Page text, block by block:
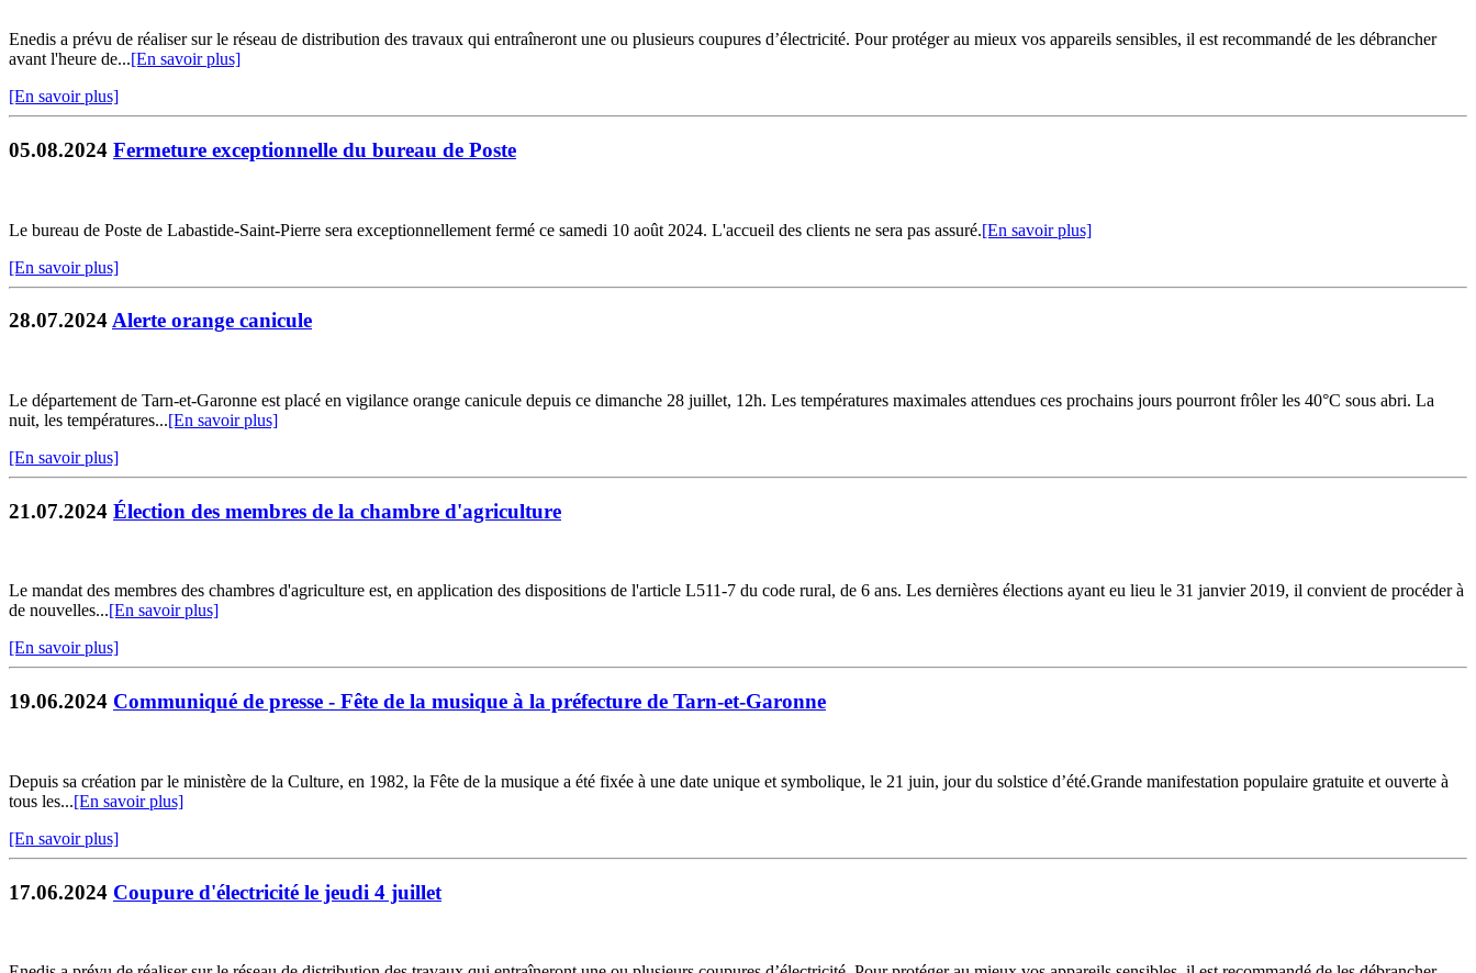
Enedis a prévu de réaliser sur le réseau de distribution des travaux qui entraîneront une ou plusieurs coupures d’électricité. Pour protéger au mieux vos appareils sensibles, il est recommandé de les débrancher
avant l'heure de...[En savoir plus]
[En savoir plus]
05.08.2024 Fermeture exceptionnelle du bureau de Poste
Le bureau de Poste de Labastide-Saint-Pierre sera exceptionnellement fermé ce samedi 10 août 2024. L'accueil des clients ne sera pas assuré.[En savoir plus]
[En savoir plus]
28.07.2024Alerte orange canicule
Le département de Tarn-et-Garonne est placé en vigilance orange canicule depuis ce dimanche 28 juillet, 12h. Les températures maximales attendues ces prochains jours pourront frôler les 40°C sous abri. La
nuit, les températures...[En savoir plus]
[En savoir plus]
21.07.2024 Élection des membres de la chambre d'agriculture
Le mandat des membres des chambres d'agriculture est, en application des dispositions de l'article L511-7 du code rural, de 6 ans. Les dernières élections ayant eu lieu le 31 janvier 2019, il convient de procéder à
de nouvelles...[En savoir plus]
[En savoir plus]
19.06.2024 Communiqué de presse - Fête de la musique à la préfecture de Tarn-et-Garonne
Depuis sa création par le ministère de la Culture, en 1982, la Fête de la musique a été fixée à une date unique et symbolique, le 21 juin, jour du solstice d’été.Grande manifestation populaire gratuite et ouverte à
tous les...[En savoir plus]
[En savoir plus]
17.06.2024 Coupure d'électricité le jeudi 4 juillet